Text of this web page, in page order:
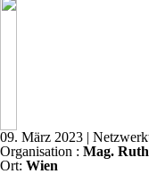
09. März 2023 |
Organisation : Mag.
Ort: Wien